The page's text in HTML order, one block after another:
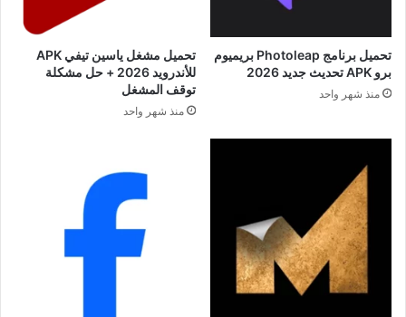
تحميل برنامج Photoleap بريميوم
برو APK تحديث جديد 2026
منذ شهر واحد
تحميل مشغل ياسين تيفي APK
للأندرويد 2026 + حل مشكلة
توقف المشغل
منذ شهر واحد